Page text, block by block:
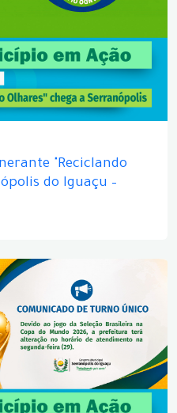
"Reciclando
do Iguaçu –